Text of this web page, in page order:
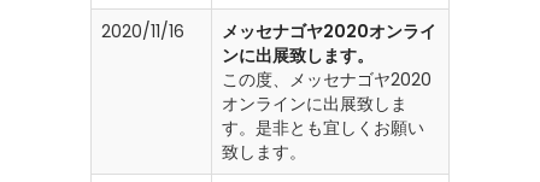
2020/11/16
メッセナゴヤ2020オンライ
ンに出展致します。
この度、メッセナゴヤ2020
オンラインに出展致しま
す。是非とも宜しくお願い
致します。